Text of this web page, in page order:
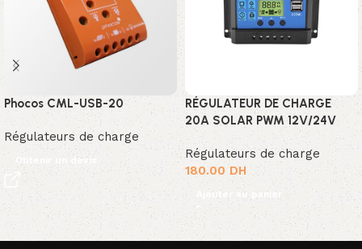
Phocos CML-USB-20
Régulateurs de charge
Obtenir un devis
RÉGULATEUR DE CHARGE
20A SOLAR PWM 12V/24V
Régulateurs de charge
180.00 DH
Ajouter au panier